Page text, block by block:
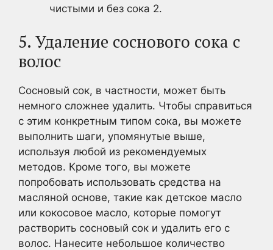
чистыми и без сока 2.
5. Удаление соснового сока с
волос
Сосновый сок, в частности, может быть
немного сложнее удалить. Чтобы справиться
с этим конкретным типом сока, вы можете
выполнить шаги, упомянутые выше,
используя любой из рекомендуемых
методов. Кроме того, вы можете
попробовать использовать средства на
масляной основе, такие как детское масло
или кокосовое масло, которые помогут
растворить сосновый сок и удалить его с
волос. Нанесите небольшое количество